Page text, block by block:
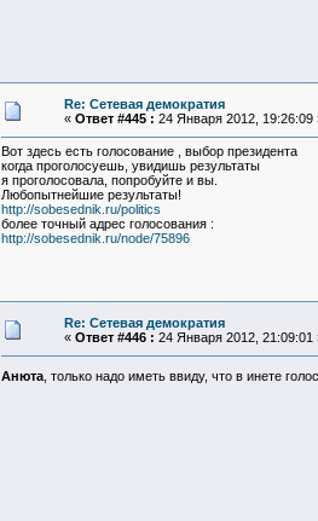
Re: Сетевая демократия
« Ответ #445 : 24 Января 2012, 19:26:09
Вот здесь есть голосование , выбор президента
когда проголосуешь, увидишь результаты
я проголосовала, попробуйте и вы.
Любопытнейшие результаты!
http://sobesednik.ru/politics
более точный адрес голосования :
http://sobesednik.ru/node/75896
Re: Сетевая демократия
« Ответ #446 : 24 Января 2012, 21:09:01
Анюта, только надо иметь ввиду, что в инете